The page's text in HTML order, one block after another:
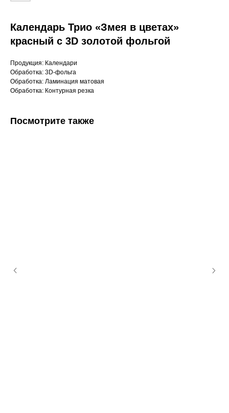
Календарь Трио «Змея в цветах»
красный с 3D золотой фольгой
Продукция: Календари
Обработка: 3D-фольга
Обработка: Ламинация матовая
Обработка: Контурная резка
Посмотрите также